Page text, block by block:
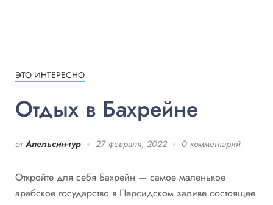
ЭТО ИНТЕРЕСНО
Отдых в Бахрейне
от Апельсин-тур 27 февраля, 2022 0 комментарий
Откройте для себя Бахрейн — самое маленькое
арабское государство в Персидском заливе состоящее